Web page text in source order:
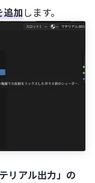
追加します。
テリアル出力」の